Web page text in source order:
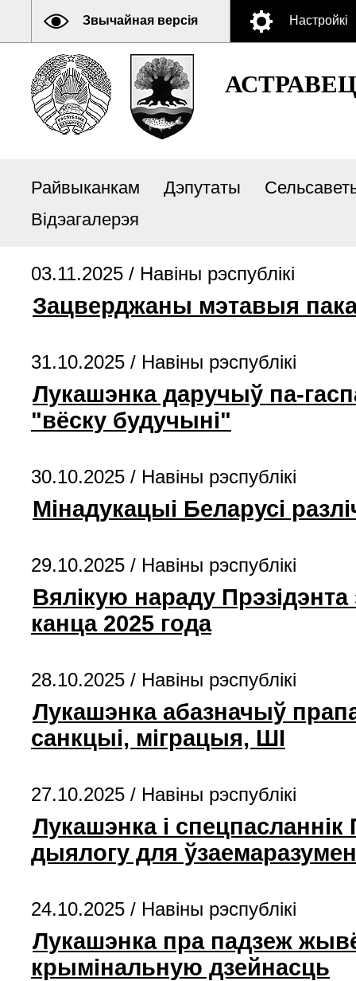
Звычайная версія Настройкі
Райвыканкам Дэпутаты
Відэагалерэя
03.11.2025 / Навіны рэспублікі
Зацверджаны мэтавыя
31.10.2025 / Навіны рэспублікі
Лукашэнка даручыў па-
"вёску будучыні"
30.10.2025 / Навіны рэспублікі
Мінадукацыі Беларусі
29.10.2025 / Навіны рэспублікі
Вялікую нараду
канца 2025 года
28.10.2025 / Навіны рэспублікі
Лукашэнка абазначыў
санкцыі, міграцыя, ШІ
27.10.2025 / Навіны рэспублікі
Лукашэнка і
дыялогу для
24.10.2025 / Навіны рэспублікі
Лукашэнка пра падзеж
крымінальную дзейнасць